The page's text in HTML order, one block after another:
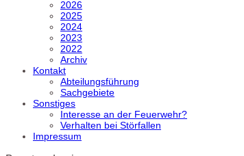
2026
2025
2024
2023
2022
Archiv
Kontakt
Abteilungsführung
Sachgebiete
Sonstiges
Interesse an der Feuerwehr?
Verhalten bei Störfallen
Impressum